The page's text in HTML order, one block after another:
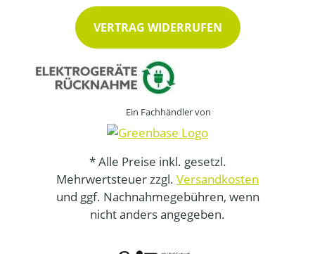
VERTRAG WIDERRUFEN
Ein Fachhändler von
* Alle Preise inkl. gesetzl.
Mehrwertsteuer zzgl. Versandkosten
und ggf. Nachnahmegebühren, wenn
nicht anders angegeben.